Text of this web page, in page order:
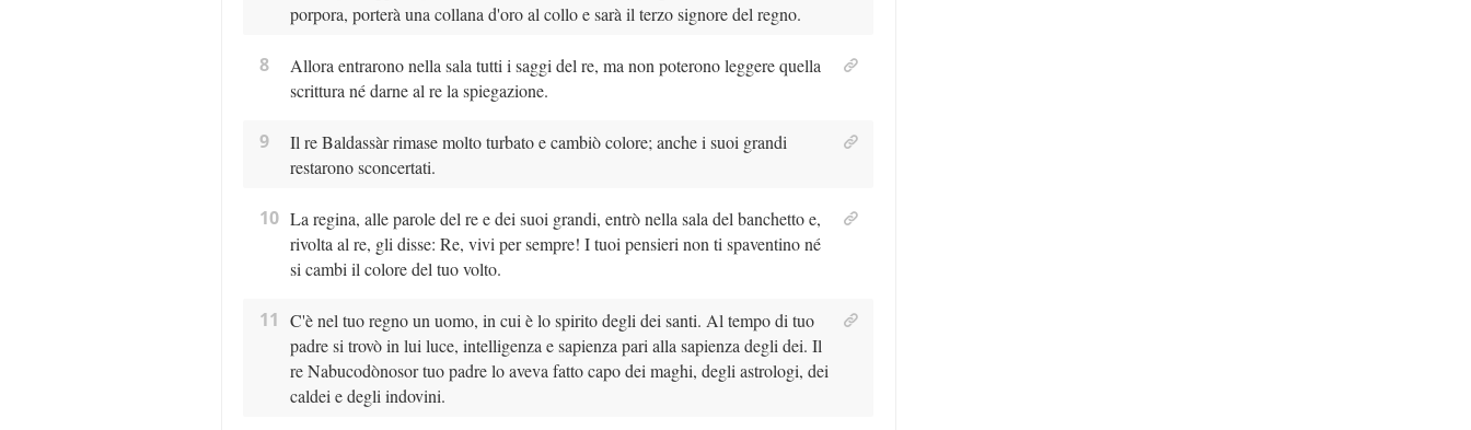
porpora, porterà una collana d'oro al collo e sarà il terzo signore del regno.
8
Allora entrarono nella sala tutti i saggi del re, ma non poterono leggere quella
scrittura né darne al re la spiegazione.
9
Il re Baldassàr rimase molto turbato e cambiò colore; anche i suoi grandi
restarono sconcertati.
10 La regina, alle parole del re e dei suoi grandi, entrò nella sala del banchetto e,
rivolta al re, gli disse: Re, vivi per sempre! I tuoi pensieri non ti spaventino né
si cambi il colore del tuo volto.
11 C'è nel tuo regno un uomo, in cui è lo spirito degli dei santi. Al tempo di tuo
padre si trovò in lui luce, intelligenza e sapienza pari alla sapienza degli dei. Il
re Nabucodònosor tuo padre lo aveva fatto capo dei maghi, degli astrologi, dei
caldei e degli indovini.